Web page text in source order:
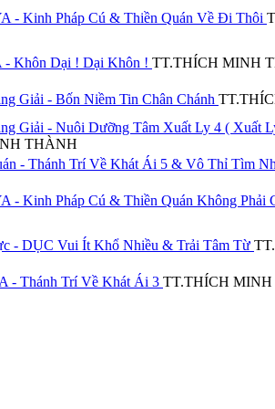
- Kinh Pháp Cú & Thiền Quán Về Đi Thôi
Khôn Dại ! Dại Khôn ! TT.THÍCH MINH
Giải - Bốn Niềm Tin Chân Chánh
Giải - Nuôi Dưỡng Tâm Xuất Ly 4 ( Xuất
THÀNH
- Thánh Trí Về Khát Ái 5 & Vô Thỉ Tìm
- Kinh Pháp Cú & Thiền Quán Không Phải
- DỤC Vui Ít Khổ Nhiều & Trải Tâm Từ
- Thánh Trí Về Khát Ái 3 TT.THÍCH